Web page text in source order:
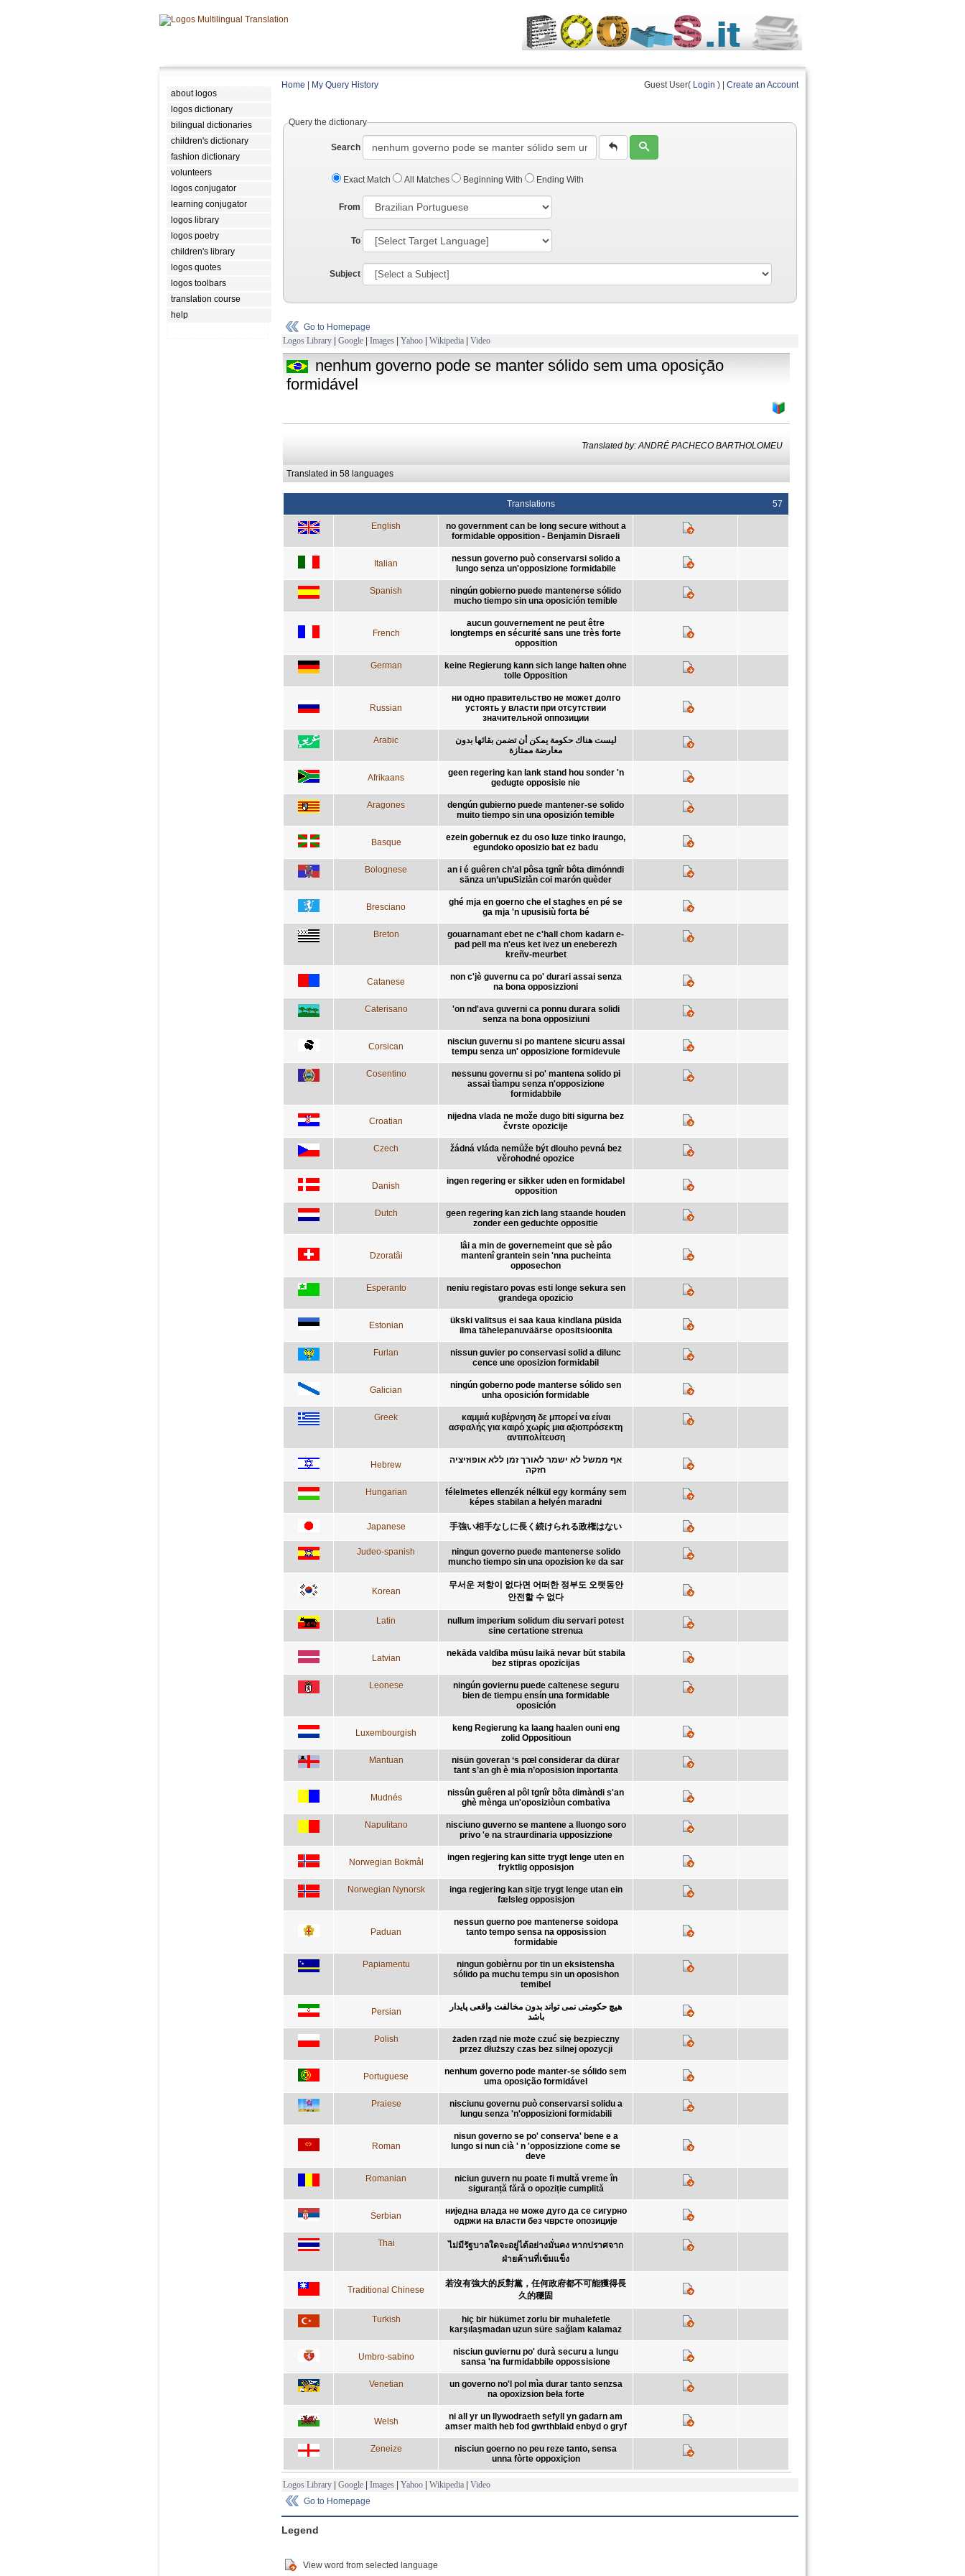
about logos
logos dictionary
bilingual dictionaries
children's dictionary
fashion dictionary
volunteers
logos conjugator
learning conjugator
logos library
logos poetry
children's library
logos quotes
logos toolbars
translation course
help
Home My Query History Guest User( Login ) | Create an Account
Query the dictionary
Search
Exact Match All Matches Beginning With Ending With
From
To
Subject
Go to Homepage
Logos Library | Google | Images | Yahoo | Wikipedia | Video
nenhum governo pode se manter sólido sem uma oposição
formidável
Translated by: ANDRÉ PACHECO BARTHOLOMEU
Translated in 58 languages
Translations 57
English
no government can be long secure without a
formidable opposition - Benjamin Disraeli
Italian
nessun governo può conservarsi solido a
lungo senza un'opposizione formidabile
Spanish
ningún gobierno puede mantenerse sólido
mucho tiempo sin una oposición temible
French
aucun gouvernement ne peut être
longtemps en sécurité sans une très forte
opposition
German
keine Regierung kann sich lange halten ohne
tolle Opposition
Russian
ни одно правительство не может долго
устоять у власти при отсутствии
значительной оппозиции
Arabic
ليست هناك حكومة يمكن أن تضمن بقائها بدون
معارضة ممتازة
Afrikaans
geen regering kan lank stand hou sonder 'n
gedugte opposisie nie
Aragones
dengún gubierno puede mantener-se solido
muito tiempo sin una oposizión temible
Basque
ezein gobernuk ez du oso luze tinko iraungo,
egundoko oposizio bat ez badu
Bolognese
an i é guêren ch’al pôsa tgnîr bôta dimónndi
sänza un’upuSiziån coi marón quèder
Bresciano
ghé mja en goerno che el staghes en pé se
ga mja 'n upusisiù forta bé
Breton
gouarnamant ebet ne c'hall chom kadarn e-
pad pell ma n'eus ket ivez un eneberezh
kreñv-meurbet
Catanese
non c'jè guvernu ca po' durari assai senza
na bona opposizzioni
Caterisano
'on nd'ava guverni ca ponnu durara solidi
senza na bona opposiziuni
Corsican
nisciun guvernu si po mantene sicuru assai
tempu senza un' opposizione formidevule
Cosentino
nessunu governu si po' mantena solido pi
assai tìampu senza n'opposizione
formidabbile
Croatian
nijedna vlada ne može dugo biti sigurna bez
čvrste opozicije
Czech
žádná vláda nemůže být dlouho pevná bez
věrohodné opozice
Danish
ingen regering er sikker uden en formidabel
opposition
Dutch
geen regering kan zich lang staande houden
zonder een geduchte oppositie
Dzoratâi
lâi a min de governemeint que sè pâo
mantenî grantein sein 'nna pucheinta
opposechon
Esperanto
neniu registaro povas esti longe sekura sen
grandega opozicio
Estonian
ükski valitsus ei saa kaua kindlana püsida
ilma tähelepanuväärse opositsioonita
Furlan
nissun guvier po conservasi solid a dilunc
cence une oposizion formidabil
Galician
ningún goberno pode manterse sólido sen
unha oposición formidable
Greek
καμμιά κυβέρνηση δε μπορεί να είναι
ασφαλής για καιρό χωρίς μια αξιοπρόσεκτη
αντιπολίτευση
Hebrew
אף ממשל לא ישמר לאורך זמן ללא אופוזיציה
חזקה
Hungarian
félelmetes ellenzék nélkül egy kormány sem
képes stabilan a helyén maradni
Japanese 手強い相手なしに長く続けられる政権はない
Judeo-spanish
ningun governo puede mantenerse solido
muncho tiempo sin una opozision ke da sar
Korean
무서운 저항이 없다면 어떠한 정부도 오랫동안
안전할 수 없다
Latin
nullum imperium solidum diu servari potest
sine certatione strenua
Latvian
nekāda valdība mūsu laikā nevar būt stabila
bez stipras opozīcijas
Leonese
ningún goviernu puede caltenese seguru
bien de tiempu ensín una formidable
oposición
Luxembourgish
keng Regierung ka laang haalen ouni eng
zolid Oppositioun
Mantuan
nisün goveran ‘s pœl considerar da dürar
tant s’an gh è mia n’oposision inportanta
Mudnés
nissûn guêren al pôl tgnîr bôta dimàndi s'an
ghè mènga un'oposiziòun combatìva
Napulitano
nisciuno guverno se mantene a lluongo soro
privo 'e na straurdinaria upposizzione
Norwegian Bokmål
ingen regjering kan sitte trygt lenge uten en
fryktlig opposisjon
Norwegian Nynorsk
inga regjering kan sitje trygt lenge utan ein
fælsleg opposisjon
Paduan
nessun guerno poe mantenerse soidopa
tanto tempo sensa na opposission
formidabie
Papiamentu
ningun gobièrnu por tin un eksistensha
sólido pa muchu tempu sin un oposishon
temibel
Persian
هیچ حکومتی نمی تواند بدون مخالفت واقعی پایدار
باشد
Polish
żaden rząd nie może czuć się bezpieczny
przez dłuższy czas bez silnej opozycji
Portuguese
nenhum governo pode manter-se sólido sem
uma oposição formidável
Praiese
nisciunu governu può conservarsi solidu a
lungu senza 'n'opposizioni formidabili
Roman
nisun governo se po' conserva' bene e a
lungo si nun cià ' n 'opposizzione come se
deve
Romanian
niciun guvern nu poate fi multă vreme în
siguranță fără o opoziție cumplită
Serbian
ниједна влада не може дуго да се сигурно
одржи на власти без чврсте опозиције
Thai
ไม่มีรัฐบาลใดจะอยู่ได้อย่างมั่นคง หากปราศจาก
ฝ่ายค้านที่เข้มแข็ง
Traditional Chinese
若沒有強大的反對黨，任何政府都不可能獲得長
久的穩固
Turkish
hiç bir hükümet zorlu bir muhalefetle
karşılaşmadan uzun süre sağlam kalamaz
Umbro-sabino
nisciun guviernu po' durà securu a lungu
sansa 'na furmidabbile oppossisione
Venetian
un governo no'l pol mìa durar tanto senzsa
na opoxizsion beła forte
Welsh
ni all yr un llywodraeth sefyll yn gadarn am
amser maith heb fod gwrthblaid enbyd o gryf
Zeneize
nisciun goerno no peu reze tanto, sensa
unna fòrte oppoxiçion
Logos Library | Google | Images | Yahoo | Wikipedia | Video
Go to Homepage
Legend
View word from selected language